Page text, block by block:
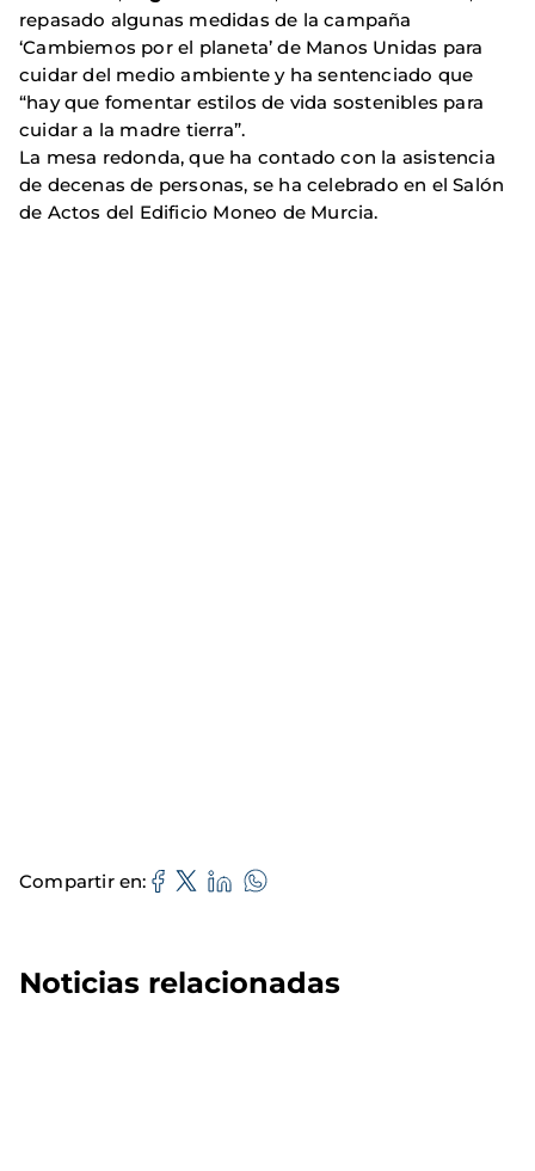
repasado algunas medidas de la campaña
‘Cambiemos por el planeta’ de Manos Unidas para
cuidar del medio ambiente y ha sentenciado que
“hay que fomentar estilos de vida sostenibles para
cuidar a la madre tierra”.
La mesa redonda, que ha contado con la asistencia
de decenas de personas, se ha celebrado en el Salón
de Actos del Edificio Moneo de Murcia.
Compartir en
Noticias relacionadas